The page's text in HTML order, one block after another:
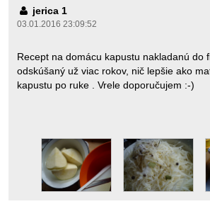
jerica 1
03.01.2016 23:09:52
Recept na domácu kapustu nakladanú do
odskúšaný už viac rokov, nič lepšie ako
kapustu po ruke . Vrele doporučujem :-)